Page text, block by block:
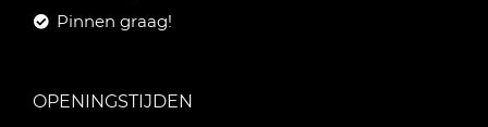
Pinnen graag!
OPENINGSTIJDEN